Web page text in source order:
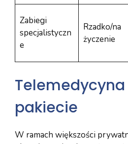
Zabiegi
specjalistyczn
e
Rzadko/na
życzenie
pakiecie
W ramach większości